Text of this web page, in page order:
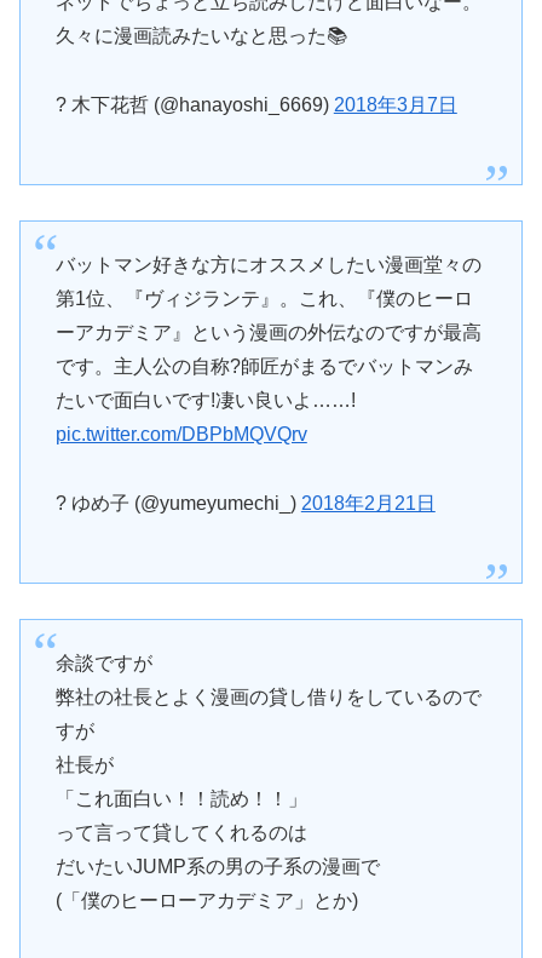
久々に漫画読みたいなと思った📚
? 木下花哲 (@hanayoshi_6669) 2018年3月7日
バットマン好きな方にオススメしたい漫画堂々の
第1位、『ヴィジランテ』。これ、『僕のヒーロ
ーアカデミア』という漫画の外伝なのですが最高
です。主人公の自称?師匠がまるでバットマンみ
たいで面白いです!凄い良いよ……!
pic.twitter.com/DBPbMQVQrv
? ゆめ子 (@yumeyumechi_) 2018年2月21日
余談ですが
弊社の社長とよく漫画の貸し借りをしているので
すが
社長が
「これ面白い！！読め！！」
って言って貸してくれるのは
だいたいJUMP系の男の子系の漫画で
(「僕のヒーローアカデミア」とか)